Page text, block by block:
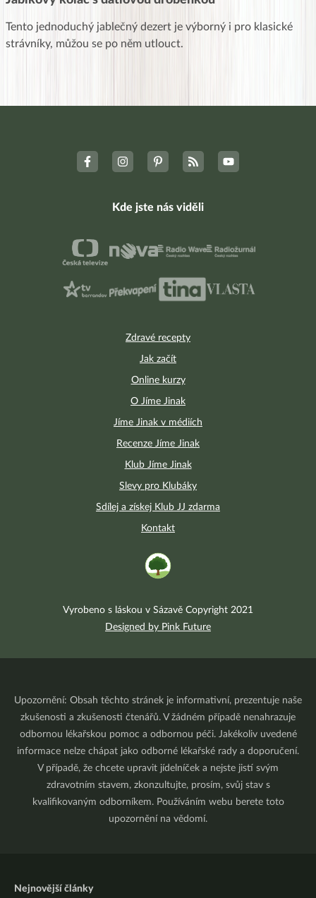
Tento jednoduchý jablečný dezert je výborný i pro klasické
strávníky, můžou se po něm utlouct.
Zdravé recepty
Jak začít
Online kurzy
O Jíme Jinak
Jíme Jinak v médiích
Recenze Jíme Jinak
Klub Jíme Jinak
Slevy pro Klubáky
Sdílej a získej Klub JJ zdarma
Kontakt
Kde jste nás viděli
Vyrobeno s láskou v Sázavě Copyright 2021
Designed by Pink Future
Upozornění: Obsah těchto stránek je informativní, prezentuje naše
zkušenosti a zkušenosti čtenářů. V žádném případě nenahrazuje
odbornou lékařskou pomoc a odbornou péči. Jakékoliv uvedené
informace nelze chápat jako odborné lékařské rady a doporučení.
V případě, že chcete upravit jídelníček a nejste jistí svým
zdravotním stavem, zkonzultujte, prosím, svůj stav s
kvalifikovaným odborníkem. Používáním webu berete toto
upozornění na vědomí.
Nejnovější články